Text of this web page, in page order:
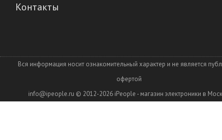
Контакты
Вся информация носит ознакомительный характер и не является
офертой
info@ipeople.ru © 2012-2026 iPeople - магазин электроники в